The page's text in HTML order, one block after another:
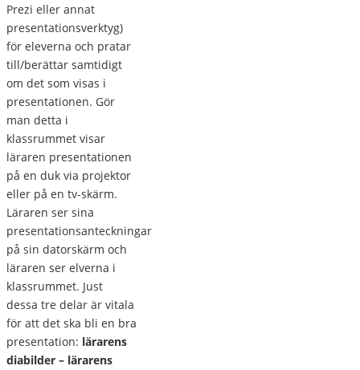
Prezi eller annat
presentationsverktyg)
för eleverna och pratar
till/berättar samtidigt
om det som visas i
presentationen. Gör
man detta i
klassrummet visar
läraren presentationen
på en duk via projektor
eller på en tv-skärm.
Läraren ser sina
presentationsanteckningar
på sin datorskärm och
läraren ser elverna i
klassrummet. Just
dessa tre delar är vitala
för att det ska bli en bra
presentation: lärarens
diabilder – lärarens